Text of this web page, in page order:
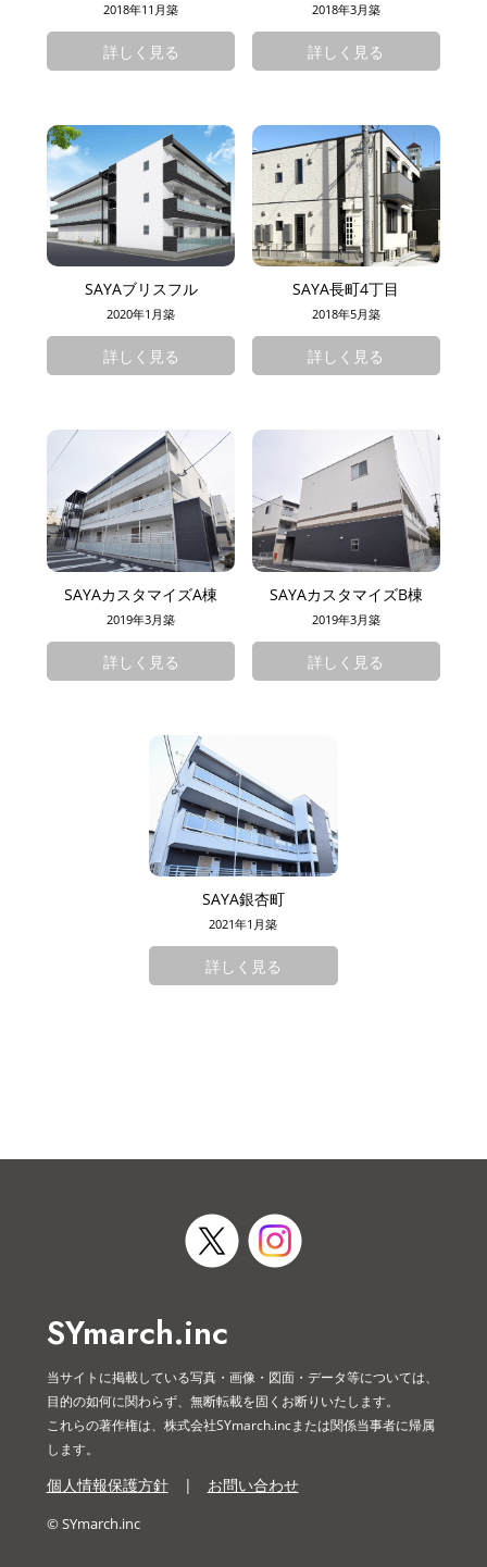
2018年11月築
詳しく見る
2018年3月築
詳しく見る
SAYAブリスフル
2020年1月築
詳しく見る
SAYA長町4丁目
2018年5月築
詳しく見る
SAYAカスタマイズA棟
2019年3月築
詳しく見る
SAYAカスタマイズB棟
2019年3月築
詳しく見る
SAYA銀杏町
2021年1月築
詳しく見る
SYmarch.inc
当サイトに掲載している写真・画像・図面・データ等については、
目的の如何に関わらず、無断転載を固くお断りいたします。
これらの著作権は、株式会社SYmarch.incまたは関係当事者に帰属
します。
個人情報保護方針| お問い合わせ
© SYmarch.inc